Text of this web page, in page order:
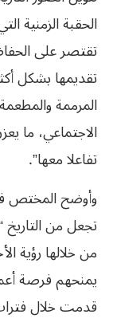
الحقبة الزمنية
تقتصر على
تقديمها بشكل
المرممة
الاجتماعي، ما
تفاعلا معها”.
وأوضح المختص
تجعل من
من خلالها رؤية
يمنحهم فرصة
قدمت خلال